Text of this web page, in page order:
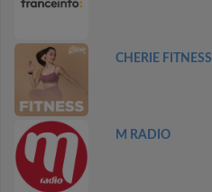
CHERIE FITNESS
M RADIO